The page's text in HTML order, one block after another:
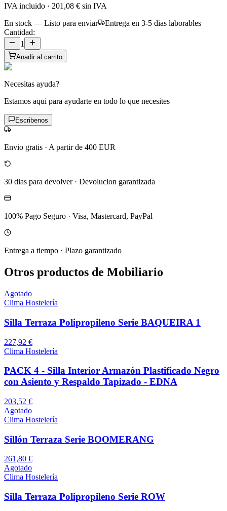
IVA incluido · 201,08 € sin IVA
En stock — Listo para enviar
Entrega en 3-5 dias laborables
Cantidad:
1
Anadir al carrito
Necesitas ayuda?
Estamos aqui para ayudarte en todo lo que necesites
Escribenos
Envio gratis · A partir de 400 EUR
30 dias para devolver· Devolucion garantizada
100% Pago Seguro · Visa, Mastercard, PayPal
Entrega a tiempo · Plazo garantizado
Otros productos de Mobiliario
Agotado
Clima Hostelería
Silla Terraza Polipropileno Serie BAQUEIRA 1
227,92 €
Clima Hostelería
PACK 4 - Silla Interior Armazón Plastificado Negro
con Asiento y Respaldo Tapizado - EDNA
203,52 €
Agotado
Clima Hostelería
Sillón Terraza Serie BOOMERANG
261,80 €
Agotado
Clima Hostelería
Silla Terraza Polipropileno Serie ROW